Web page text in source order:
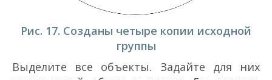
Рис. 17. Созданы четыре копии исходной
группы
Выделите все объекты. Задайте для них